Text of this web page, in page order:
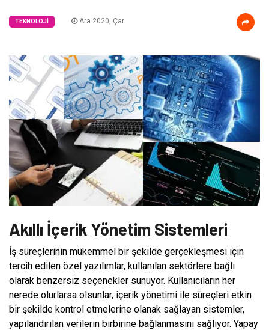
TEKNOLOJI Ara 2020, Çar
Akıllı İçerik Yönetim Sistemleri
İş süreçlerinin mükemmel bir şekilde gerçekleşmesi için
tercih edilen özel yazılımlar, kullanılan sektörlere bağlı
olarak benzersiz seçenekler sunuyor. Kullanıcıların her
nerede olurlarsa olsunlar, içerik yönetimi ile süreçleri etkin
bir şekilde kontrol etmelerine olanak sağlayan sistemler,
yapılandırılan verilerin birbirine bağlanmasını sağlıyor. Yapay